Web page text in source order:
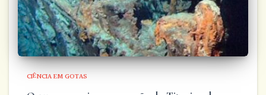
CIÊNCIA EM GOTAS